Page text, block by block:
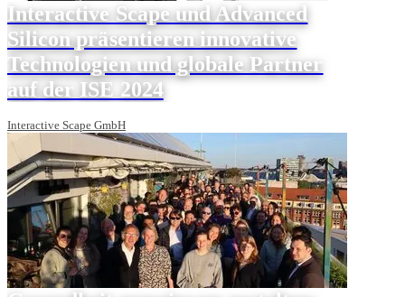
Interactive Scape und Advanced
Silicon präsentieren innovative
Technologien und globale Partner
auf der ISE 2024
Interactive Scape GmbH